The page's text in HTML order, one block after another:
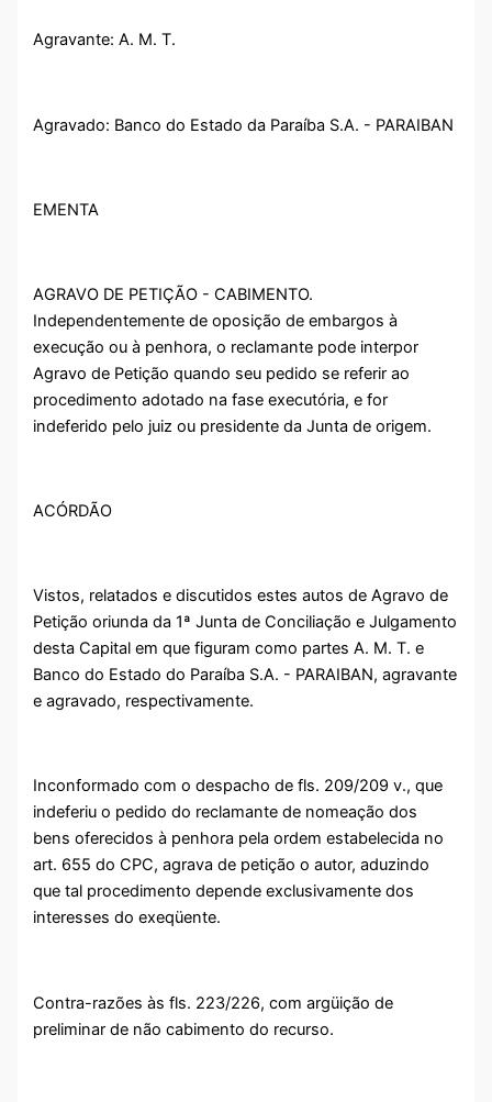
Agravante: A. M. T.
Agravado: Banco do Estado da Paraíba S.A. - PARAIBAN
EMENTA
AGRAVO DE PETIÇÃO - CABIMENTO.
Independentemente de oposição de embargos à
execução ou à penhora, o reclamante pode interpor
Agravo de Petição quando seu pedido se referir ao
procedimento adotado na fase executória, e for
indeferido pelo juiz ou presidente da Junta de origem.
ACÓRDÃO
Vistos, relatados e discutidos estes autos de Agravo de
Petição oriunda da 1ª Junta de Conciliação e Julgamento
desta Capital em que figuram como partes A. M. T. e
Banco do Estado do Paraíba S.A. - PARAIBAN, agravante
e agravado, respectivamente.
Inconformado com o despacho de fls. 209/209 v., que
indeferiu o pedido do reclamante de nomeação dos
bens oferecidos à penhora pela ordem estabelecida no
art. 655 do CPC, agrava de petição o autor, aduzindo
que tal procedimento depende exclusivamente dos
interesses do exeqüente.
Contra-razões às fls. 223/226, com argüição de
preliminar de não cabimento do recurso.